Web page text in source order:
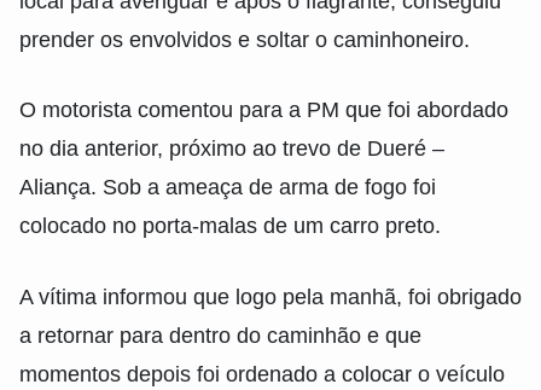
prender os envolvidos e soltar o caminhoneiro.
O motorista comentou para a PM que foi abordado
no dia anterior, próximo ao trevo de Dueré –
Aliança. Sob a ameaça de arma de fogo foi
colocado no porta-malas de um carro preto.
A vítima informou que logo pela manhã, foi obrigado
a retornar para dentro do caminhão e que
momentos depois foi ordenado a colocar o veículo